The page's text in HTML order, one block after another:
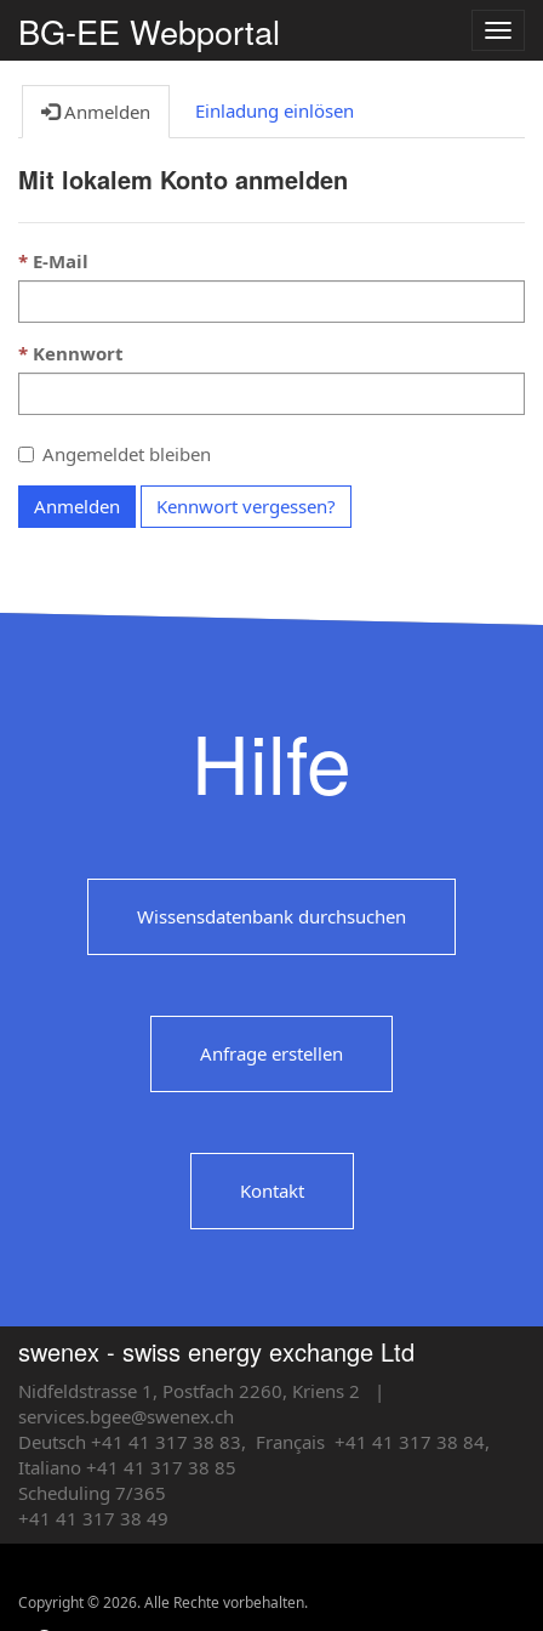
BG-EE Webportal
Anmelden Einladung einlösen
Mit lokalem Konto anmelden
E-Mail
Kennwort
Angemeldet bleiben
Anmelden Kennwort vergessen?
Hilfe
Wissensdatenbank durchsuchen
Anfrage erstellen
Kontakt
swenex - swiss energy exchange Ltd
Nidfeldstrasse 1, Postfach 2260, Kriens 2
|
services.bgee@swenex.ch
Deutsch +41 41 317 38 83, Français +41 41 317 38 84,
Italiano +41 41 317 38 85
Scheduling 7/365
+41 41 317 38 49
Copyright © 2026. Alle Rechte vorbehalten.